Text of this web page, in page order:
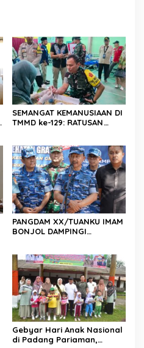
SEMANGAT KEMANUSIAAN DI
TMMD ke-129: RATUSAN
PANGDAM XX/TUANKU IMAM
BONJOL DAMPINGI
SJAHRIR
Gebyar Hari Anak Nasional
di Padang Pariaman,